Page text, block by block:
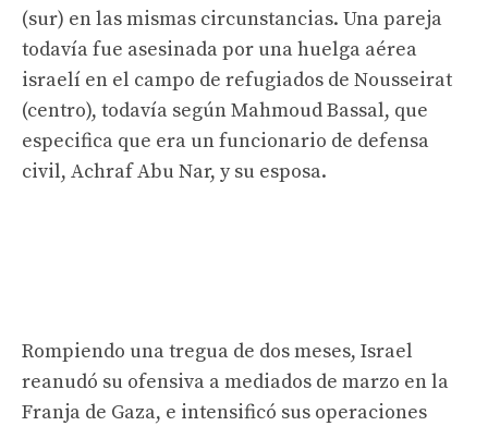
(sur) en las mismas circunstancias. Una pareja
todavía fue asesinada por una huelga aérea
israelí en el campo de refugiados de Nousseirat
(centro), todavía según Mahmoud Bassal, que
especifica que era un funcionario de defensa
civil, Achraf Abu Nar, y su esposa.
Rompiendo una tregua de dos meses, Israel
reanudó su ofensiva a mediados de marzo en la
Franja de Gaza, e intensificó sus operaciones